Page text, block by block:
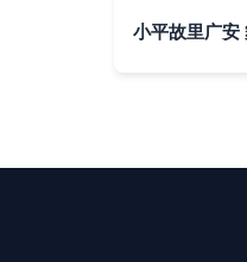
小平故里广安